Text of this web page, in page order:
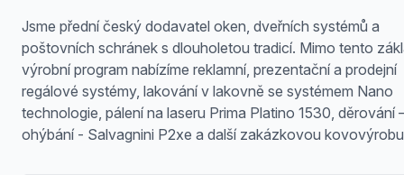
Jsme přední český dodavatel oken, dveřních systémů a
poštovních schránek s dlouholetou tradicí. Mimo tento
výrobní program nabízíme reklamní, prezentační a prodejní
regálové systémy, lakování v lakovně se systémem Nano
technologie, pálení na laseru Prima Platino 1530, děrování
ohýbání - Salvagnini P2xe a další zakázkovou